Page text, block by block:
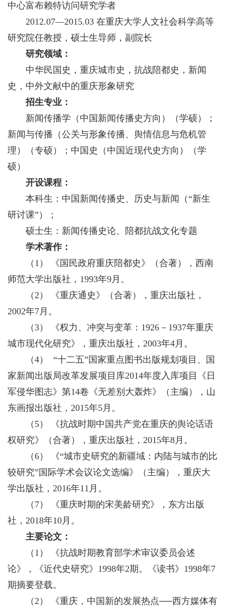
中心富布赖特访问研究学者
2012.07—2015.03 在重庆大学人文社会科学高等
研究院任教授，硕士生导师，副院长
研究领域：
中华民国史，重庆城市史，抗战陪都史，新闻
史，中外文献中的重庆形象研究
招生专业：
新闻传播学（中国新闻传播史方向）（学硕）；
新闻与传播（公关与形象传播、舆情信息与危机管
理）（专硕）；中国史（中国近现代史方向）（学
硕）
开设课程：
本科生：中国新闻传播史、历史与新闻（“新生
研讨课”）；
硕士生：新闻传播史论、陪都抗战文化专题
学术著作：
（1） 《国民政府重庆陪都史》（合著），西南
师范大学出版社，1993年9月。
（2） 《重庆通史》（合著），重庆出版社，
2002年7月。
（3） 《权力、冲突与变革：1926－1937年重庆
城市现代化研究》，重庆出版社，2003年4月。
（4） “十二五”国家重点图书出版规划项目、国
家新闻出版局改革发展项目库2014年度入库项目《日
军侵华图志》第14卷《无差别大轰炸》（主编），山
东画报出版社，2015年5月。
（5） 《抗战时期中国共产党在重庆的舆论话语
权研究》（合著），重庆出版社，2015年8月。
（6） 《“城市史研究的新疆域：内陆与城市的比
较研究”国际学术会议论文选编》（主编），重庆大
学出版社，2016年11月。
（7） 《重庆时期的宋美龄研究》，东方出版
社，2018年10月。
主要论文：
（1） 《抗战时期教育部学术审议委员会述
论》，《近代史研究》1998年2期。《读书》1998年7
期摘要登载。
（2） 《重庆，中国新的发展热点──西方媒体有